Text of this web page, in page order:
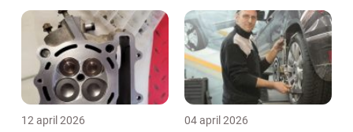
12 april 2026 04 april 2026